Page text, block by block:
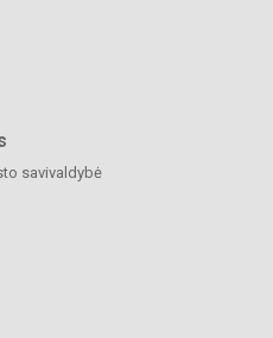
savivaldybė